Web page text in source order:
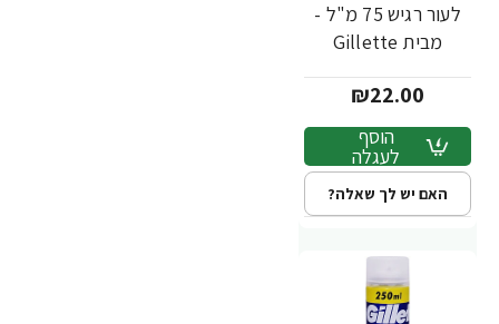
לעור רגיש 75 מ"ל -
מבית Gillette
₪22.00
הוסף
לעגלה
האם יש לך שאלה?